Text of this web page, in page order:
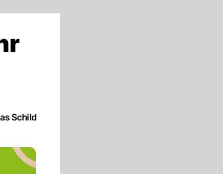
Schild